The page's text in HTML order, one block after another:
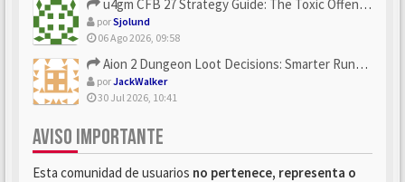
u4gm CFB 27 Strategy Guide: The Toxic Offensive Scheme Your ...
porSjolund
06 Ago 2026, 09:58
Aion 2 Dungeon Loot Decisions: Smarter Runs With U4N
porJackWalker
30 Jul 2026, 10:41
AVISO IMPORTANTE
Esta comunidad de usuarios no pertenece, representa o